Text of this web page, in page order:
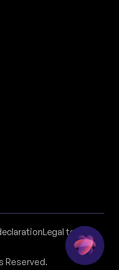
Legal terms
Reserved.